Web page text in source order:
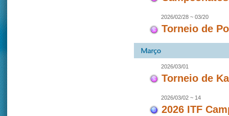
2026/02/28 ~ 03/20
Torneio de
2026/03/01
Torneio de
2026/03/02 ~ 14
2026 ITF